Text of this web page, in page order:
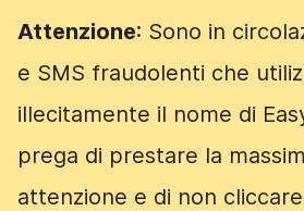
Attenzione: Sono in
e SMS fraudolenti che
illecitamente il nome di
prega di prestare la
attenzione e di non
Attenzione: Sono in
e SMS fraudolenti che
illecitamente il nome di
prega di prestare la
attenzione e di non